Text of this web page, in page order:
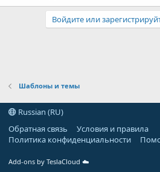
Войдите или
Шаблоны и темы
Russian (RU)
Обратная связь
Условия и правила
Политика конфиденциальности
Add-ons by TeslaCloud ☁️